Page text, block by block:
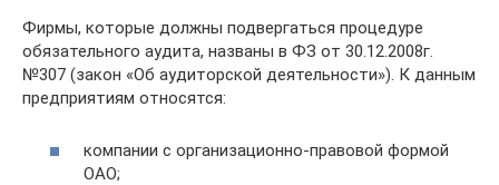
Фирмы, которые должны подвергаться процедуре
обязательного аудита, названы в ФЗ от 30.12.2008г.
№307 (закон «Об аудиторской деятельности»). К данным
предприятиям относятся:
компании с организационно-правовой формой
ОАО;